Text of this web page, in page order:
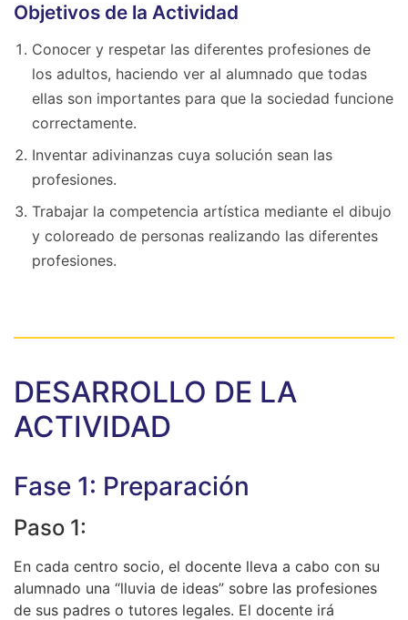
Objetivos de la Actividad
Conocer y respetar las diferentes profesiones de
los adultos, haciendo ver al alumnado que todas
ellas son importantes para que la sociedad funcione
correctamente.
Inventar adivinanzas cuya solución sean las
profesiones.
Trabajar la competencia artística mediante el dibujo
y coloreado de personas realizando las diferentes
profesiones.
DESARROLLO DE LA
ACTIVIDAD
Fase 1: Preparación
Paso 1:
En cada centro socio, el docente lleva a cabo con su
alumnado una “lluvia de ideas” sobre las profesiones
de sus padres o tutores legales. El docente irá